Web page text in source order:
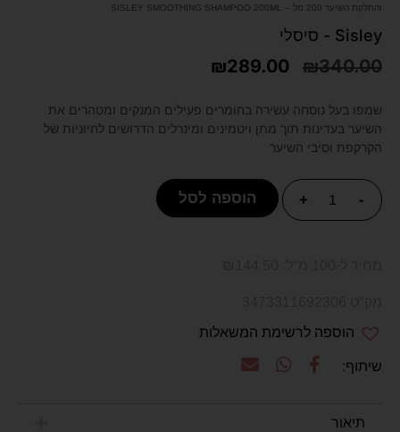
והחלקת השיער 200 מל – SISLEY SMOOTHING SHAMPOO 200ML
Sisley - סיסלי
₪340.00
₪289.00
שמפו בעל נוסחה עשירה בחומרים פעילים המנקים ומטהרים את
השיער בעדינות תוך מתן ויטמינים ומינרלים הדרושים לחיוניות של
הקרקפת וסיבי השיער
-
+ הוספה לסל
הוספה לרשימת המשאלות
תיאור